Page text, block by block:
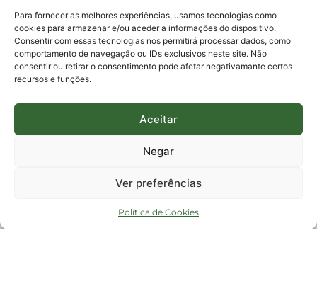
Para fornecer as melhores experiências, usamos tecnologias como
cookies para armazenar e/ou aceder a informações do dispositivo.
Consentir com essas tecnologias nos permitirá processar dados, como
comportamento de navegação ou IDs exclusivos neste site. Não
consentir ou retirar o consentimento pode afetar negativamante certos
recursos e funções.
Aceitar
Negar
Ver preferências
Política de Cookies
Para assuntos relacionados à Pesquisa
pesquisa@fapesc.sc.gov.br
Para assuntos relacionados à Inovação
inovacao@fapesc.sc.gov.br
Para assuntos relacionados à Bolsas
bolsas@fapesc.sc.gov.br
Para assuntos relacionados à Prestação de Contas
Para assuntos relacionados à Plataforma
plataforma@fapesc.sc.gov.br
Jair Artur da Silva dpo@fapesc.sc.gov.br 3665-4831
km 01, Módulo 12A, Edifício Fapesc / Celta, 5° andar